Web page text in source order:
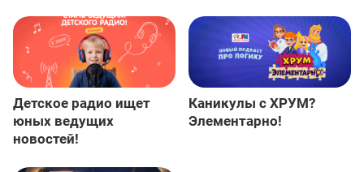
Детское радио ищет
юных ведущих
новостей!
Каникулы с ХРУМ?
Элементарно!